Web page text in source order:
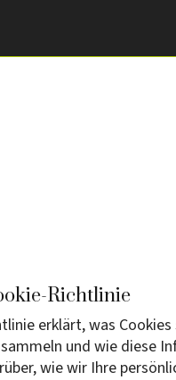
Richtlinie
erklärt, was
und wie diese
wie wir Ihre